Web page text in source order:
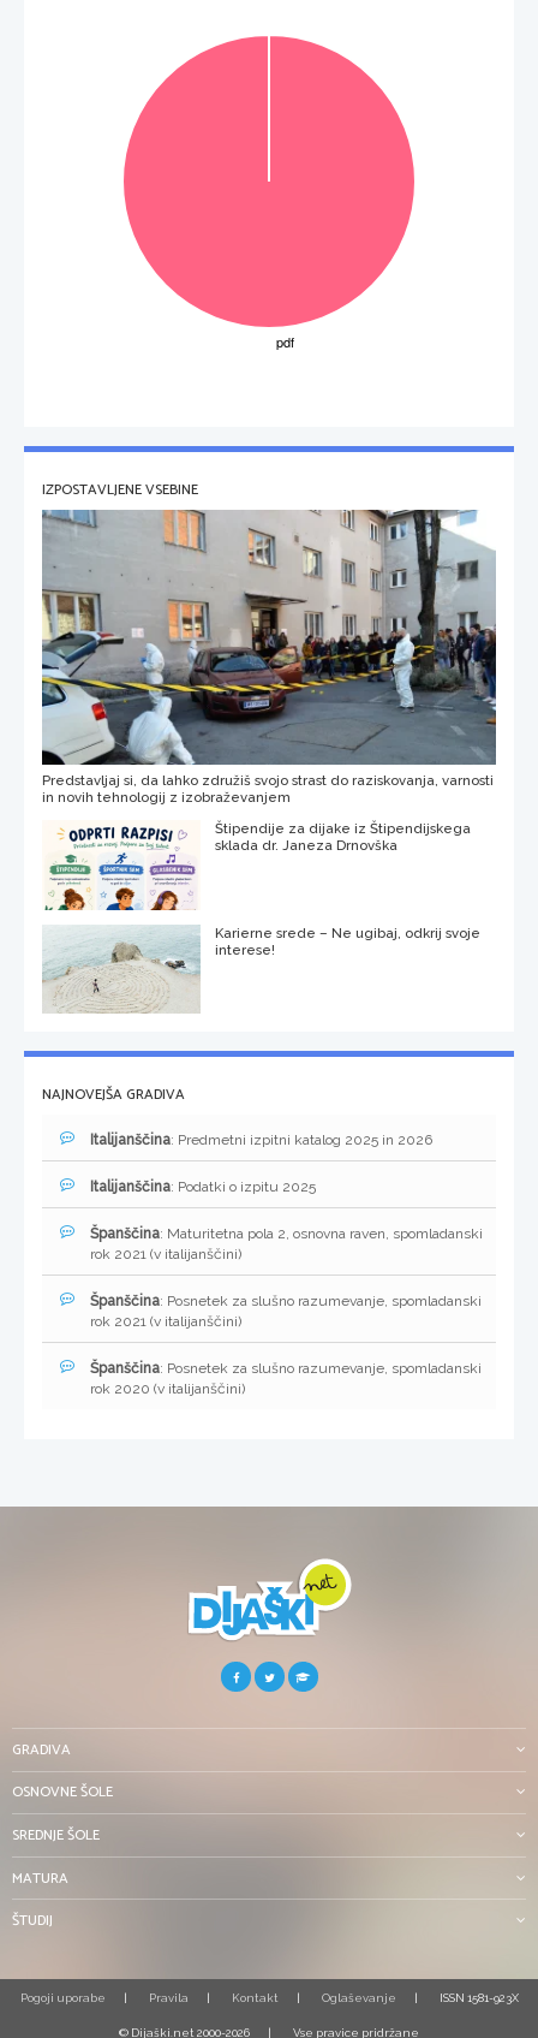
IZPOSTAVLJENE VSEBINE
Predstavljaj si, da lahko združiš svojo strast do raziskovanja, varnosti
in novih tehnologij z izobraževanjem
Štipendije za dijake iz Štipendijskega
sklada dr. Janeza Drnovška
Karierne srede – Ne ugibaj, odkrij svoje
interese!
NAJNOVEJŠA GRADIVA
Italijanščina: Predmetni izpitni katalog 2025 in 2026
Italijanščina: Podatki o izpitu 2025
Španščina: Maturitetna pola 2, osnovna raven, spomladanski
rok 2021 (v italijanščini)
Španščina: Posnetek za slušno razumevanje, spomladanski
rok 2021 (v italijanščini)
Španščina: Posnetek za slušno razumevanje, spomladanski
rok 2020 (v italijanščini)
GRADIVA
OSNOVNE ŠOLE
SREDNJE ŠOLE
MATURA
ŠTUDIJ
Pogoji uporabe Pravila Kontakt Oglaševanje ISSN 1581-923X
© Dijaški.net 2000-2026 Vse pravice pridržane